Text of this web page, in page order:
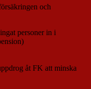
och
personer in i
åt FK att minska